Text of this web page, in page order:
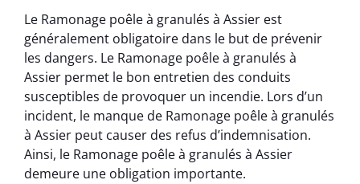
Le Ramonage poêle à granulés à Assier est
généralement obligatoire dans le but de prévenir
les dangers. Le Ramonage poêle à granulés à
Assier permet le bon entretien des conduits
susceptibles de provoquer un incendie. Lors d’un
incident, le manque de Ramonage poêle à granulés
à Assier peut causer des refus d’indemnisation.
Ainsi, le Ramonage poêle à granulés à Assier
demeure une obligation importante.